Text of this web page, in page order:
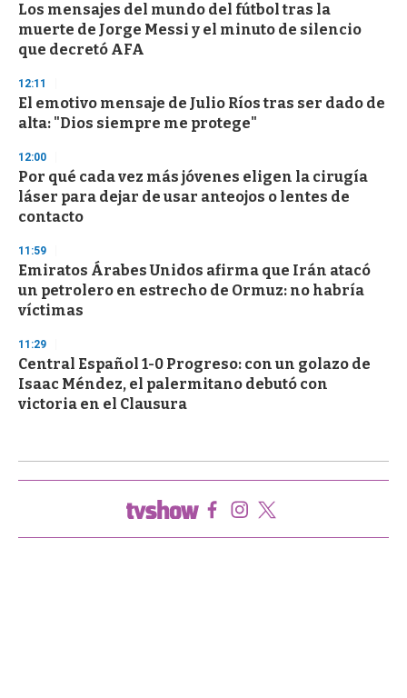
Los mensajes del mundo del fútbol tras la
muerte de Jorge Messi y el minuto de silencio
que decretó AFA
12:11
El emotivo mensaje de Julio Ríos tras ser dado de
alta: "Dios siempre me protege"
12:00
Por qué cada vez más jóvenes eligen la cirugía
láser para dejar de usar anteojos o lentes de
contacto
11:59
Emiratos Árabes Unidos afirma que Irán atacó
un petrolero en estrecho de Ormuz: no habría
víctimas
11:29
Central Español 1-0 Progreso: con un golazo de
Isaac Méndez, el palermitano debutó con
victoria en el Clausura